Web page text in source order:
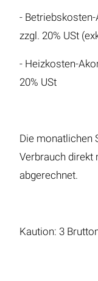
-
zzgl. 20% USt
- Heizkosten-
20% USt
Die monatlichen
Verbrauch direkt
abgerechnet.
Kaution: 3